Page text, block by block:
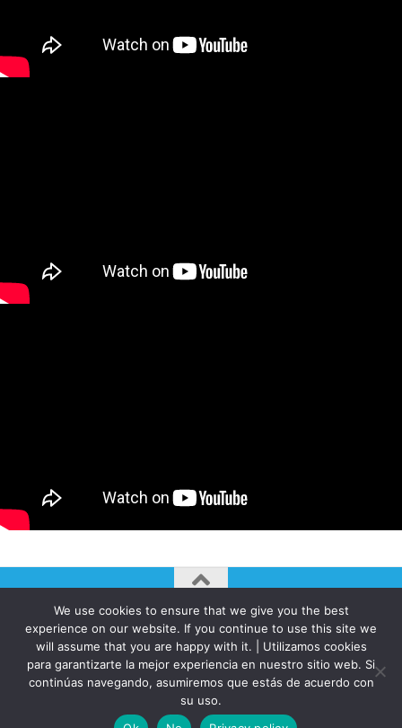
AUTOGIRO/el giro del arte actual © JAVIER MARTINEZ 2026. All
Rights Reserved.
Funciona con - Diseñado con elTema Hueman
We use cookies to ensure that we give you the best
experience on our website. If you continue to use this site we
will assume that you are happy with it. | Utilizamos cookies
para garantizarte la mejor experiencia en nuestro sitio web. Si
continúas navegando, asumiremos que estás de acuerdo con
su uso.